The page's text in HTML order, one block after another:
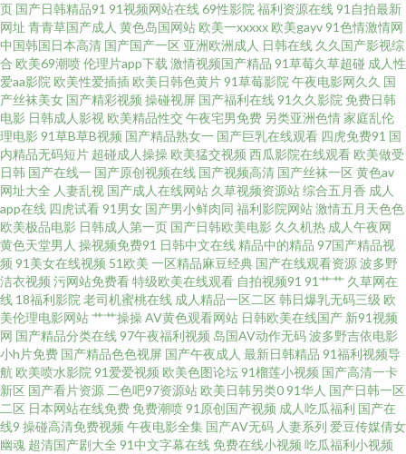
涩涩 国产人人操一区 欧洲精品店av 亚洲欧美综合精品 成人精品视频免费看
久草免费福利 日日婷婷 自产拍精品 国产精品第 欧美插B欧美系列 下面被添得
97影院 天堂 91蜜桃 国产一卡2卡3卡4卡孕妇网站 茄子在线观看视 亚洲中文
字幕无线乱码 第四色在线 老牛精品亚 少妇特黄A片一区二区三区免费看
1024性爱 国产精品香蕉国产 欧美人成网站中文字 亚洲美女丝袜 成年人高清
视频 久久免费福利 日日夜夜综合 专区在线视频区 国产馆绿帽 农村妇女性饥
午夜老湿机福利 97色伦 国产在线观频免费观看 人妖AV网站 亚洲中文综合字
幕 成人免费淫片视频观 老湿影院69 爽爽爽视频 最新日韩在线观看视频 国产
精品制服一区二区 日韩欧美精品一区免费 在线免费电影网址 国产不卡在线看
欧美大码免费 午夜影院美女 97狠狠综合 国产真实强 热搜电影手机在线观看
页 国产日韩精品91 91视频网站在线69性影院 福利资源在线91自拍最新
网址 青青草国产成人 黄色岛国网站 欧美一xxxxx 欧美gayv91色情激情网
中国韩国日本高清 国产国产一区 亚洲欧洲成人 日韩在线 久久国产影视综
合 欧美69潮喷伦理片app下载 激情视频国产精品 91草莓久草超碰 成人性
爱aa影院 欧美性爱插插 欧美日韩色黄片91草莓影院 午夜电影网久久 国
产丝袜美女 国产精彩视频 操碰视屏 国产福利在线91久久影院 免费日韩
电影 日韩成人影视 欧美精品性交 午夜宅男免费 另类亚洲色情家庭乱伦
理电影 91草B草B视频 国产精品熟女一 国产巨乳在线观看 四虎免费91 国
内精品无码短片 超碰成人操操 欧美猛交视频 西瓜影院在线观看 欧美做受
日韩 国产在线一 国产原创视频在线 国产视频高清 国产丝袜一区 黄色av
网址大全 人妻乱视 国产成人在线网站 久草视频资源站综合五月香 成人
app在线 四虎试看91男女 国产男小鲜肉同 福利影院网站激情五月天色色
欧美极品电影 日韩成人第一页 国产日韩欧美电影 久久机热 成人午夜网
黄色天堂男人 操视频免费91 日韩中文在线精品中的精品 97国产精品视
频 91美女在线视频 51欧美 一区精品麻豆经典 国产在线观看资源波多野
洁衣视频 污网站免费看特级欧美在线观看 自拍视频91 91艹艹 久草网在
线 18福利影院 老司机蜜桃在线 成人精品一区二区 韩日爆乳无码三级 欧
美伦理电影网站艹艹操操AV黄色观看网站 日韩欧美在线国产 新91视频
网 国产精品分类在线97午夜福利视频 岛国AV动作无码波多野吉依电影
小h片免费 国产精品色色视屏 国产午夜成人 最新日韩精品 91福利视频导
航 欧美喷水影院 91爱爱视频 欧美色图论坛91榴莲小视频 国产高清一卡
新区 国产看片资源 二色吧97资源站 欧美日韩另类091华人 国产日韩一区
二区 日本网站在线免费 免费潮喷91原创国产视频 成人吃瓜福利 国产在
线9 操碰高清免费视频 午夜电影全集 国产AV无码 人妻系列 爱豆传媒倩女
幽魂 超清国产剧大全 91中文字幕在线 免费在线小视频 吃瓜福利小视频